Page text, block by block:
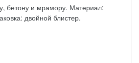
бетону и мрамору. Материал:
двойной блистер.